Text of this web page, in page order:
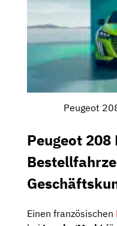
Peugeot
Peugeot 208
Einen französischen